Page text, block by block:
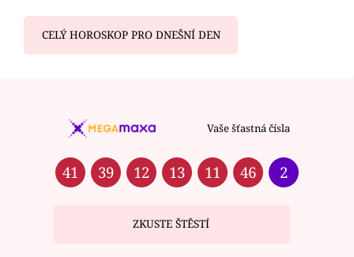
CELÝ HOROSKOP PRO DNEŠNÍ DEN
Vaše šťastná čísla
41 39 12 13 11 46 2
ZKUSTE ŠTĚSTÍ